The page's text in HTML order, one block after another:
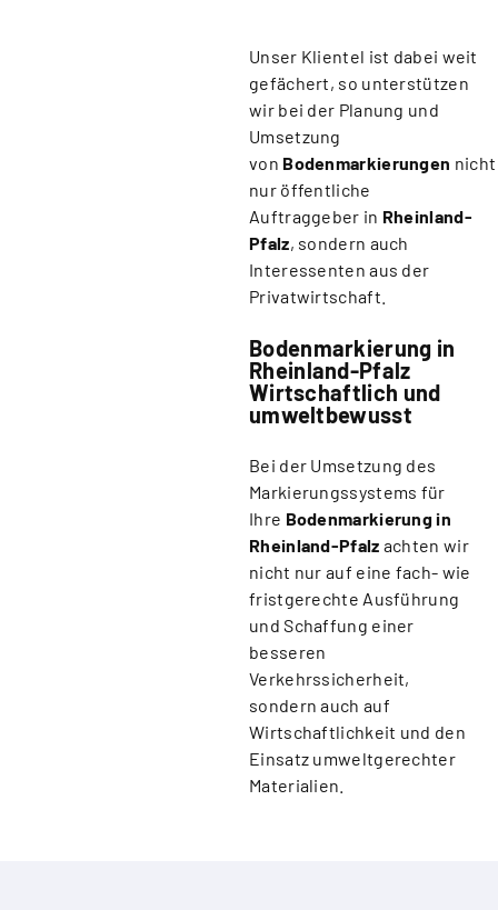
Unser Klientel ist dabei weit
gefächert, so unterstützen
wir bei der Planung und
Umsetzung
von Bodenmarkierungen nicht
nur öffentliche
Auftraggeber in Rheinland-
Pfalz, sondern auch
Interessenten aus der
Privatwirtschaft.
Bodenmarkierung in
Rheinland-Pfalz
Wirtschaftlich und
umweltbewusst
Bei der Umsetzung des
Markierungssystems für
Ihre Bodenmarkierung in
Rheinland-Pfalz achten wir
nicht nur auf eine fach- wie
fristgerechte Ausführung
und Schaffung einer
besseren
Verkehrssicherheit,
sondern auch auf
Wirtschaftlichkeit und den
Einsatz umweltgerechter
Materialien.